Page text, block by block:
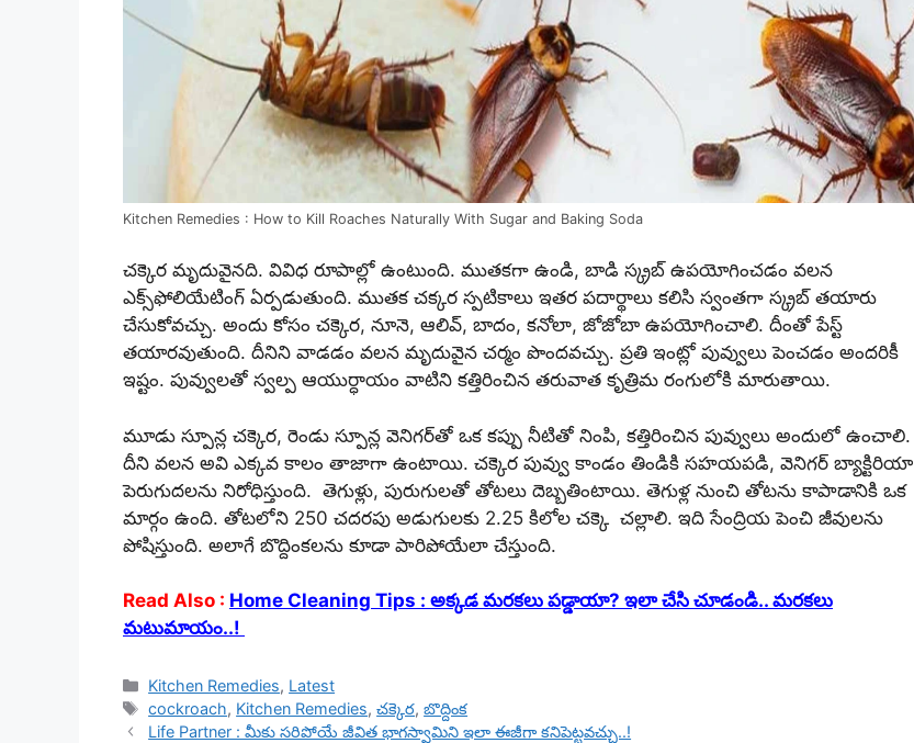
Kitchen Remedies : How to Kill Roaches Naturally With Sugar and Baking Soda
చ‌క్కెర మృదువైన‌ది. వివిధ రూపాల్లో ఉంటుంది. ముత‌క‌గా ఉండి, బాడి స్క్ర‌బ్ ఉప‌యోగించ‌డం వ‌ల‌న
ఎక్స్‌ఫోలియేటింగ్ ఏర్ప‌డుతుంది. ముత‌క చ‌క్క‌ర స్ప‌టికాలు ఇత‌ర ప‌దార్థాలు క‌లిసి స్వంత‌గా స్క్ర‌బ్ త‌యారు
చేసుకోవ‌చ్చు. అందు కోసం చ‌క్కెర‌, నూనె, ఆలివ్, బాదం, క‌నోలా, జోజోబా ఉప‌యోగించాలి. దీంతో పేస్ట్
త‌యార‌వుతుంది. దీనిని వాడ‌డం వ‌ల‌న మృదువైన చ‌ర్మం పొంద‌వ‌చ్చు. ప్ర‌తి ఇంట్లో పువ్వులు పెంచ‌డం అంద‌రికీ
ఇష్టం. పువ్వులతో స్వ‌ల్ప ఆయుర్ధాయం వాటిని క‌త్తిరించిన త‌రువాత కృత్రిమ రంగులోకి మారుతాయి.
మూడు స్పూన్ల చ‌క్కెర‌, రెండు స్పూన్ల వెనిగ‌ర్‌తో ఒక క‌ప్పు నీటితో నింపి, క‌త్తిరించిన పువ్వులు అందులో ఉంచాలి.
దీని వ‌ల‌న అవి ఎక్క‌వ కాలం తాజాగా ఉంటాయి. చ‌క్కెర పువ్వు కాండం తిండికి స‌హ‌యప‌డి, వెనిగ‌ర్ బ్యాక్టిరియా
పెరుగుద‌లను నిరోధిస్తుంది. తెగుళ్లు, పురుగుల‌తో తోట‌లు దెబ్బ‌తింటాయి. తెగుళ్ల నుంచి తోట‌ను కాపాడానికి ఒక
మార్గం ఉంది. తోట‌లోని 250 చ‌ద‌ర‌పు అడుగుల‌కు 2.25 కిలోల చ‌క్కె చల్లాలి. ఇది సేంద్రియ పెంచి జీవుల‌ను
పోషిస్తుంది. అలాగే బొద్దింకలను కూడా పారిపోయేలా చేస్తుంది.
Read Also : Home Cleaning Tips : అక్కడ మరకలు పడ్డాయా? ఇలా చేసి చూడండి.. మరకలు
మటుమాయం..!
Categories
Kitchen Remedies, Latest
Tags
cockroach, Kitchen Remedies,చ‌క్కెర,బొద్దింక
Life Partner : మీకు సరిపోయే జీవిత భాగస్వామిని ఇలా ఈజీగా కనిపెట్టవచ్చు..!